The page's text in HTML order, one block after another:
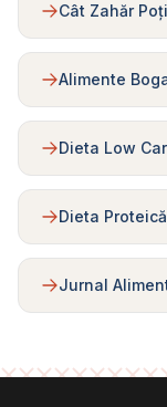
Cât Zahăr
Alimente
Dieta Low
Dieta
Jurnal